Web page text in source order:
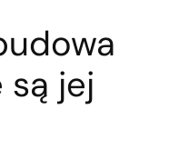
są jej